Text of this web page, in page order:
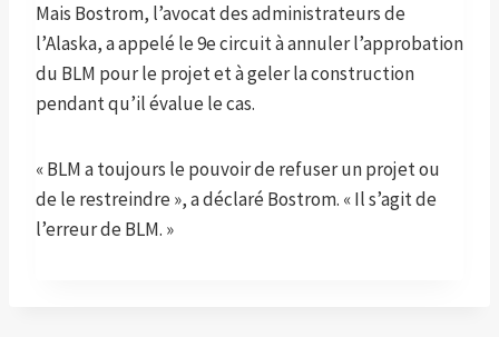
Mais Bostrom, l’avocat des administrateurs de
l’Alaska, a appelé le 9e circuit à annuler l’approbation
du BLM pour le projet et à geler la construction
pendant qu’il évalue le cas.
« BLM a toujours le pouvoir de refuser un projet ou
de le restreindre », a déclaré Bostrom. « Il s’agit de
l’erreur de BLM. »